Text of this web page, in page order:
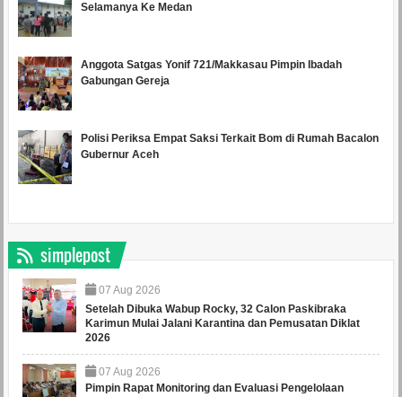
Selamanya Ke Medan
Anggota Satgas Yonif 721/Makkasau Pimpin Ibadah
Gabungan Gereja
Polisi Periksa Empat Saksi Terkait Bom di Rumah Bacalon
Gubernur Aceh
simplepost
07 Aug 2026
Setelah Dibuka Wabup Rocky, 32 Calon Paskibraka
Karimun Mulai Jalani Karantina dan Pemusatan Diklat
2026
07 Aug 2026
Pimpin Rapat Monitoring dan Evaluasi Pengelolaan